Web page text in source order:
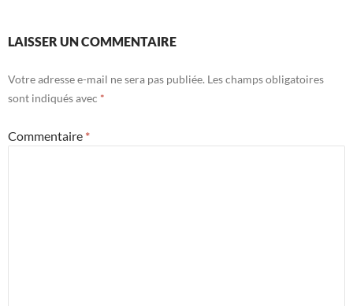
LAISSER UN COMMENTAIRE
Votre adresse e-mail ne sera pas publiée. Les champs obligatoires
sont indiqués avec *
Commentaire *